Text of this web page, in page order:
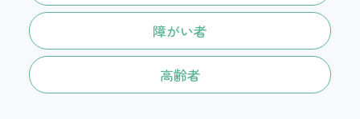
障がい者
高齢者